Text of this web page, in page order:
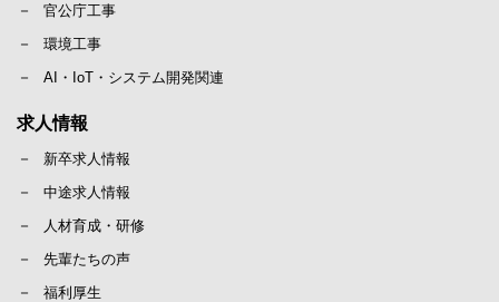
官公庁工事
環境工事
AI・IoT・システム開発関連
求人情報
新卒求人情報
中途求人情報
人材育成・研修
先輩たちの声
福利厚生